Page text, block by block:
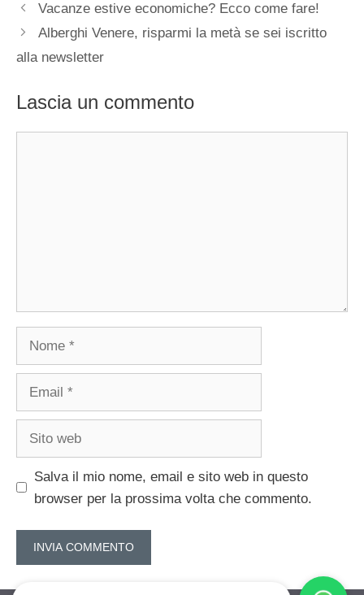
Vacanze estive economiche? Ecco come fare!
Alberghi Venere, risparmi la metà se sei iscritto
alla newsletter
Lascia un commento
Salva il mio nome, email e sito web in questo
browser per la prossima volta che commento.